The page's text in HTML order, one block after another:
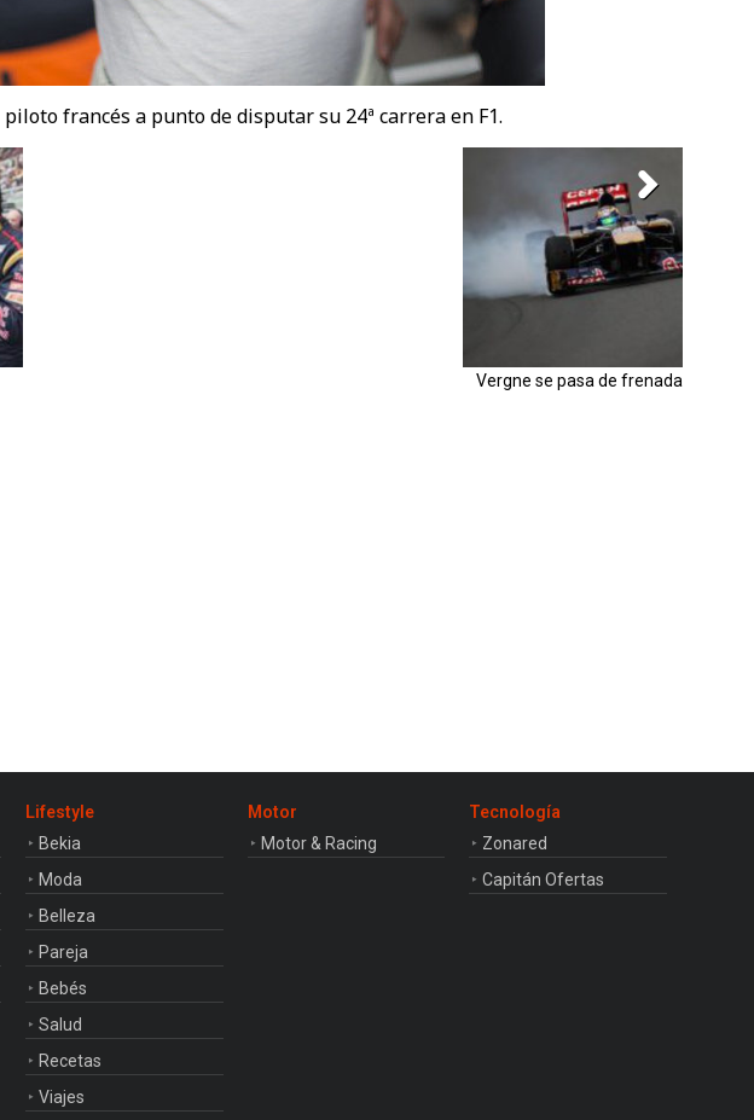
piloto francés a punto de disputar su 24ª carrera en F1.
Vergne se pasa de frenada
Lifestyle
Bekia
Moda
Belleza
Pareja
Bebés
Salud
Recetas
Viajes
Motor
Motor & Racing
Tecnología
Zonared
Capitán Ofertas